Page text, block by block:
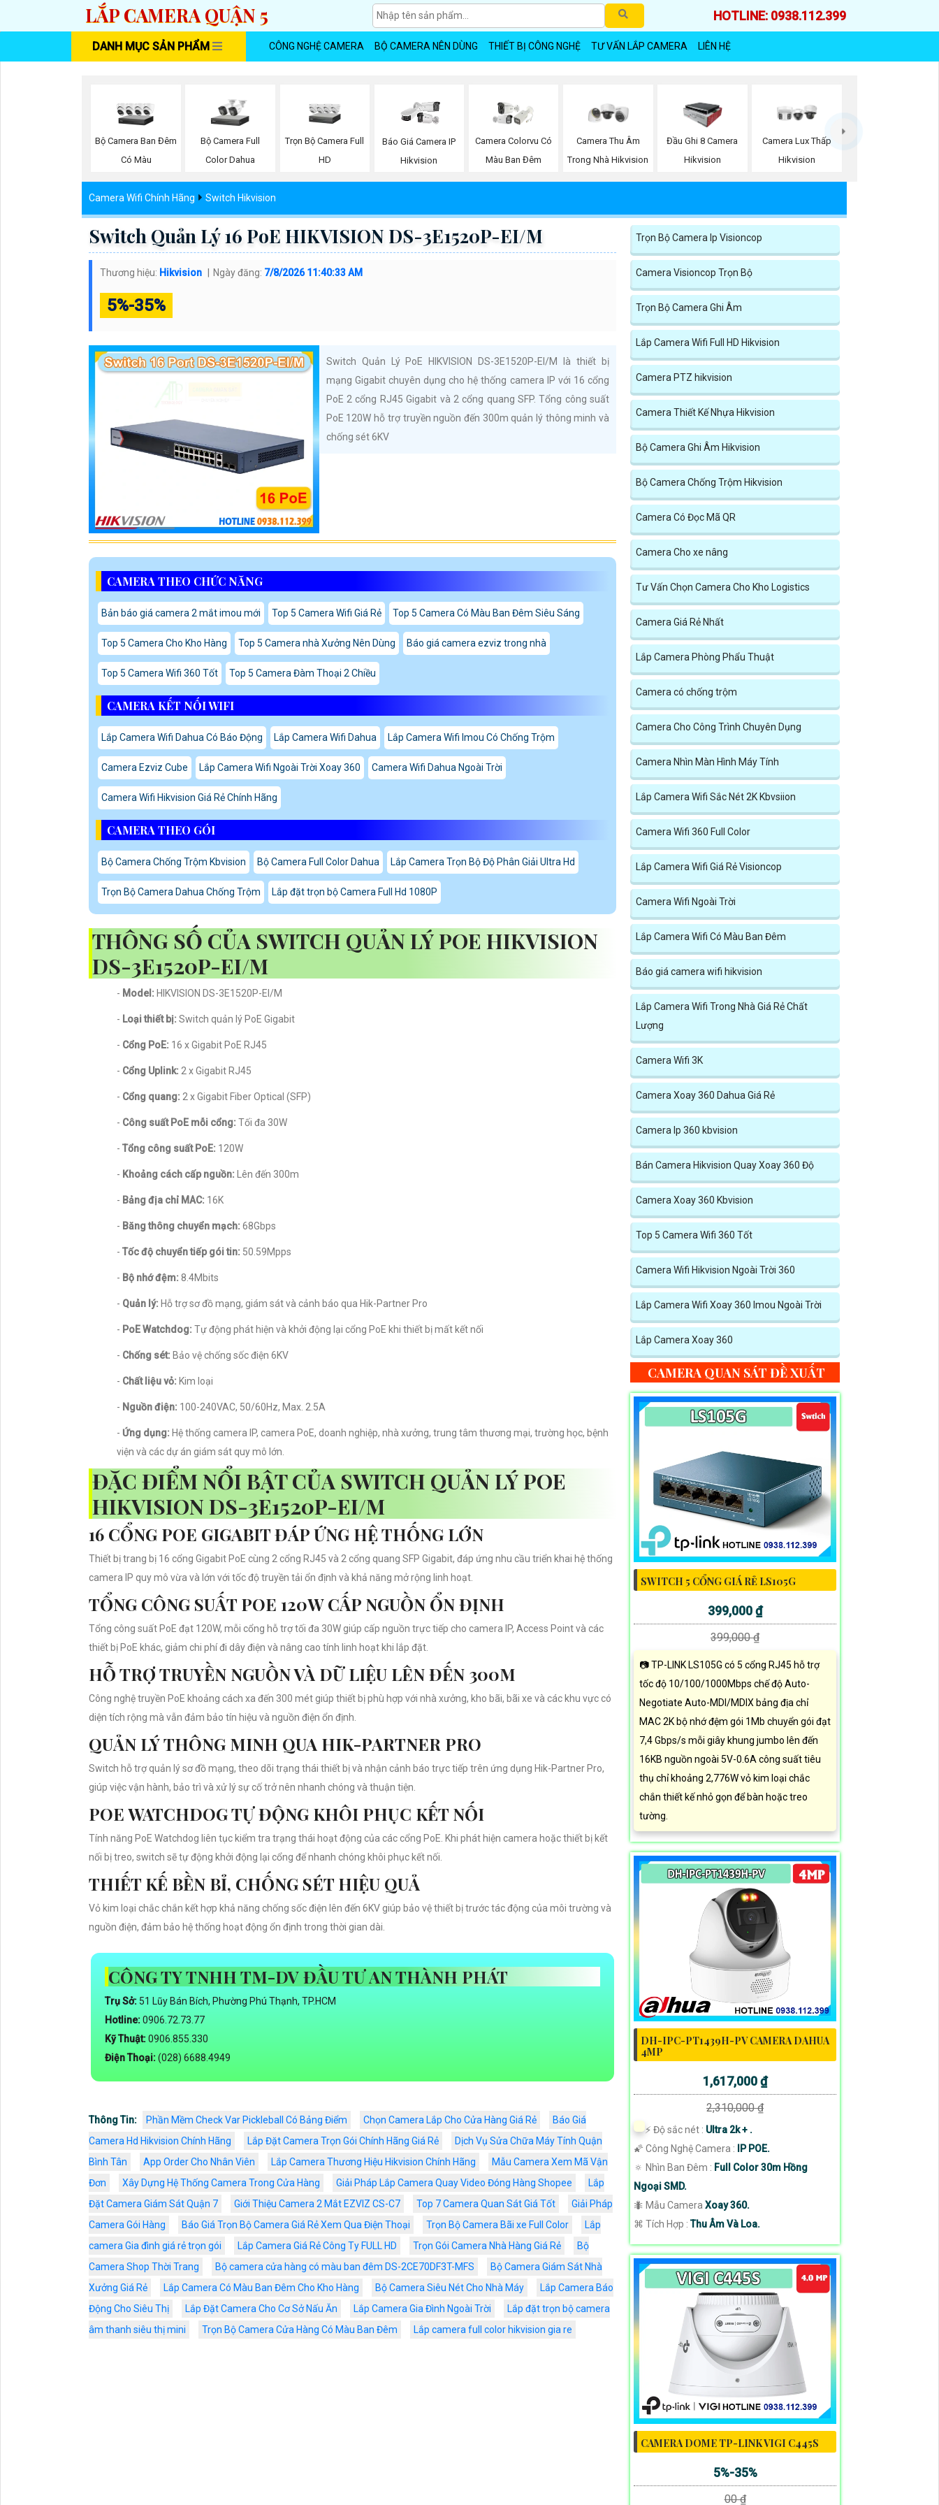
LẮP CAMERA QUẬN 5 HOTLINE: 0938.112.399
DANH MỤC SẢN PHẨM CÔNG NGHỆ CAMERA BỘ CAMERA NÊN DÙNG THIẾT BỊ CÔNG NGHỆ TƯ VẤN LẮP CAMERA LIÊN HỆ
Bộ Camera Ban Đêm
Có Màu
Bộ Camera Full
Color Dahua
Trọn Bộ Camera Full
HD
Báo Giá Camera IP
Hikvision
Camera Colorvu Có
Màu Ban Đêm
Camera Thu Âm
Trong Nhà Hikvision
Đầu Ghi 8 Camera
Hikvision
Camera Lux Thấp
Hikvision
Camera Wifi Chính Hãng Switch Hikvision
Switch Quản Lý 16 PoE HIKVISION DS-3E1520P-EI/M
Thương hiệu: Hikvision Ngày đăng: 7/8/2026 11:40:33 AM
5%-35%
Switch Quản Lý PoE HIKVISION DS-3E1520P-EI/M là thiết bị
mạng Gigabit chuyên dụng cho hệ thống camera IP với 16 cổng
PoE 2 cổng RJ45 Gigabit và 2 cổng quang SFP. Tổng công suất
PoE 120W hỗ trợ truyền nguồn đến 300m quản lý thông minh và
chống sét 6KV
CAMERA THEO CHỨC NĂNG
Bản báo giá camera 2 mắt imou mới Top 5 Camera Wifi Giá Rẻ Top 5 Camera Có Màu Ban Đêm Siêu Sáng
Top 5 Camera Cho Kho Hàng Top 5 Camera nhà Xưởng Nên Dùng Báo giá camera ezviz trong nhà
Top 5 Camera Wifi 360 Tốt Top 5 Camera Đàm Thoại 2 Chiều
CAMERA KẾT NỐI WIFI
Lắp Camera Wifi Dahua Có Báo Động Lắp Camera Wifi Dahua Lắp Camera Wifi Imou Có Chống Trộm
Camera Ezviz Cube Lắp Camera Wifi Ngoài Trời Xoay 360 Camera Wifi Dahua Ngoài Trời
Camera Wifi Hikvision Giá Rẻ Chính Hãng
CAMERA THEO GÓI
Bộ Camera Chống Trộm Kbvision Bộ Camera Full Color Dahua Lắp Camera Trọn Bộ Độ Phân Giải Ultra Hd
Trọn Bộ Camera Dahua Chống Trộm Lắp đặt trọn bộ Camera Full Hd 1080P
THÔNG SỐ CỦA SWITCH QUẢN LÝ POE HIKVISION
DS-3E1520P-EI/M
- Model: HIKVISION DS-3E1520P-EI/M
- Loại thiết bị: Switch quản lý PoE Gigabit
- Cổng PoE: 16 x Gigabit PoE RJ45
- Cổng Uplink: 2 x Gigabit RJ45
- Cổng quang: 2 x Gigabit Fiber Optical (SFP)
- Công suất PoE mỗi cổng: Tối đa 30W
- Tổng công suất PoE: 120W
- Khoảng cách cấp nguồn: Lên đến 300m
- Bảng địa chỉ MAC: 16K
- Băng thông chuyển mạch: 68Gbps
- Tốc độ chuyển tiếp gói tin: 50.59Mpps
- Bộ nhớ đệm: 8.4Mbits
- Quản lý: Hỗ trợ sơ đồ mạng, giám sát và cảnh báo qua Hik-Partner Pro
- PoE Watchdog: Tự động phát hiện và khởi động lại cổng PoE khi thiết bị mất kết nối
- Chống sét: Bảo vệ chống sốc điện 6KV
- Chất liệu vỏ: Kim loại
- Nguồn điện: 100-240VAC, 50/60Hz, Max. 2.5A
- Ứng dụng: Hệ thống camera IP, camera PoE, doanh nghiệp, nhà xưởng, trung tâm thương mại, trường học, bệnh
viện và các dự án giám sát quy mô lớn.
ĐẶC ĐIỂM NỔI BẬT CỦA SWITCH QUẢN LÝ POE
HIKVISION DS-3E1520P-EI/M
16 CỔNG POE GIGABIT ĐÁP ỨNG HỆ THỐNG LỚN
Thiết bị trang bị 16 cổng Gigabit PoE cùng 2 cổng RJ45 và 2 cổng quang SFP Gigabit, đáp ứng nhu cầu triển khai hệ thống
camera IP quy mô vừa và lớn với tốc độ truyền tải ổn định và khả năng mở rộng linh hoạt.
TỔNG CÔNG SUẤT POE 120W CẤP NGUỒN ỔN ĐỊNH
Tổng công suất PoE đạt 120W, mỗi cổng hỗ trợ tối đa 30W giúp cấp nguồn trực tiếp cho camera IP, Access Point và các
thiết bị PoE khác, giảm chi phí đi dây điện và nâng cao tính linh hoạt khi lắp đặt.
HỖ TRỢ TRUYỀN NGUỒN VÀ DỮ LIỆU LÊN ĐẾN 300M
Công nghệ truyền PoE khoảng cách xa đến 300 mét giúp thiết bị phù hợp với nhà xưởng, kho bãi, bãi xe và các khu vực có
diện tích rộng mà vẫn đảm bảo tín hiệu và nguồn điện ổn định.
QUẢN LÝ THÔNG MINH QUA HIK-PARTNER PRO
Switch hỗ trợ quản lý sơ đồ mạng, theo dõi trạng thái thiết bị và nhận cảnh báo trực tiếp trên ứng dụng Hik-Partner Pro,
giúp việc vận hành, bảo trì và xử lý sự cố trở nên nhanh chóng và thuận tiện.
POE WATCHDOG TỰ ĐỘNG KHÔI PHỤC KẾT NỐI
Tính năng PoE Watchdog liên tục kiểm tra trạng thái hoạt động của các cổng PoE. Khi phát hiện camera hoặc thiết bị kết
nối bị treo, switch sẽ tự động khởi động lại cổng để nhanh chóng khôi phục kết nối.
THIẾT KẾ BỀN BỈ, CHỐNG SÉT HIỆU QUẢ
Vỏ kim loại chắc chắn kết hợp khả năng chống sốc điện lên đến 6KV giúp bảo vệ thiết bị trước tác động của môi trường và
nguồn điện, đảm bảo hệ thống hoạt động ổn định trong thời gian dài.
CÔNG TY TNHH TM-DV ĐẦU TƯ AN THÀNH PHÁT
Trụ Sở: 51 Lũy Bán Bích, Phường Phú Thạnh, TP.HCM
Hotline:0906.72.73.77
Kỹ Thuật:0906.855.330
Điện Thoại:(028) 6688.4949
Thông Tin: Phần Mềm Check Var Pickleball Có Bảng Điểm Chọn Camera Lắp Cho Cửa Hàng Giá Rẻ
Báo Giá
Camera Hd Hikvision Chính Hãng
Lắp Đặt Camera Trọn Gói Chính Hãng Giá Rẻ
Dịch Vụ Sửa Chữa Máy Tính Quận
Bình Tân
App Order Cho Nhân Viên Lắp Camera Thương Hiệu Hikvision Chính Hãng
Mẫu Camera Xem Mã Vận
Đơn
Xây Dựng Hệ Thống Camera Trong Cửa Hàng Giải Pháp Lắp Camera Quay Video Đóng Hàng Shopee
Lắp
Đặt Camera Giám Sát Quận 7
Giới Thiệu Camera 2 Mắt EZVIZ CS-C7 Top 7 Camera Quan Sát Giá Tốt
Giải Pháp
Camera Gói Hàng
Báo Giá Trọn Bộ Camera Giá Rẻ Xem Qua Điện Thoại Trọn Bộ Camera Bãi xe Full Color
Lắp
camera Gia đình giá rẻ trọn gói
Lắp Camera Giá Rẻ Công Ty FULL HD Trọn Gói Camera Nhà Hàng Giá Rẻ
Bộ
Camera Shop Thời Trang
Bộ camera cửa hàng có màu ban đêm DS-2CE70DF3T-MFS
Bộ Camera Giám Sát Nhà
Xưởng Giá Rẻ
Lắp Camera Có Màu Ban Đêm Cho Kho Hàng Bộ Camera Siêu Nét Cho Nhà Máy
Lắp Camera Báo
Động Cho Siêu Thị
Lắp Đặt Camera Cho Cơ Sở Nấu Ăn Lắp Camera Gia Đình Ngoài Trời
Lắp đặt trọn bộ camera
âm thanh siêu thị mini
Trọn Bộ Camera Cửa Hàng Có Màu Ban Đêm Lắp camera full color hikvision gia re
Trọn Bộ Camera Ip Visioncop
Camera Visioncop Trọn Bộ
Trọn Bộ Camera Ghi Âm
Lắp Camera Wifi Full HD Hikvision
Camera PTZ hikvision
Camera Thiết Kế Nhựa Hikvision
Bộ Camera Ghi Âm Hikvision
Bộ Camera Chống Trộm Hikvision
Camera Có Đọc Mã QR
Camera Cho xe nâng
Tư Vấn Chọn Camera Cho Kho Logistics
Camera Giá Rẻ Nhất
Lắp Camera Phòng Phẩu Thuật
Camera có chống trộm
Camera Cho Công Trình Chuyên Dụng
Camera Nhìn Màn Hình Máy Tính
Lắp Camera Wifi Sắc Nét 2K Kbvsiion
Camera Wifi 360 Full Color
Lắp Camera Wifi Giá Rẻ Visioncop
Camera Wifi Ngoài Trời
Lắp Camera Wifi Có Màu Ban Đêm
Báo giá camera wifi hikvision
Lắp Camera Wifi Trong Nhà Giá Rẻ Chất
Lượng
Camera Wifi 3K
Camera Xoay 360 Dahua Giá Rẻ
Camera Ip 360 kbvision
Bán Camera Hikvision Quay Xoay 360 Độ
Camera Xoay 360 Kbvision
Top 5 Camera Wifi 360 Tốt
Camera Wifi Hikvision Ngoài Trời 360
Lắp Camera Wifi Xoay 360 Imou Ngoài Trời
Lắp Camera Xoay 360
CAMERA QUAN SÁT ĐỀ XUẤT
SWITCH 5 CỔNG GIÁ RẺ LS105G
399,000 ₫
399,000 ₫
📷 TP-LINK LS105G có 5 cổng RJ45 hỗ trợ
tốc độ 10/100/1000Mbps chế độ Auto-
Negotiate Auto-MDI/MDIX bảng địa chỉ
MAC 2K bộ nhớ đệm gói 1Mb chuyển gói đạt
7,4 Gbps/s mỗi giây khung jumbo lên đến
16KB nguồn ngoài 5V-0.6A công suất tiêu
thụ chỉ khoảng 2,776W vỏ kim loại chắc
chắn thiết kế nhỏ gọn để bàn hoặc treo
tường.
DH-IPC-PT1439H-PV CAMERA DAHUA
4MP
1,617,000 ₫
2,310,000 ₫
️⚡ Độ sắc nét : Ultra 2k + .
🌠 Công Nghệ Camera :
IP POE.
🔅 Nhìn Ban Đêm : Full Color 30m Hồng
Ngoại SMD.
🐜 Mẫu Camera Xoay 360.
️⌘ Tích Hợp :Thu Âm Và Loa.
CAMERA DOME TP-LINK VIGI C445S
5%-35%
00 ₫